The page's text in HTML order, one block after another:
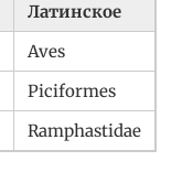
Латинское
Aves
Piciformes
Ramphastidae